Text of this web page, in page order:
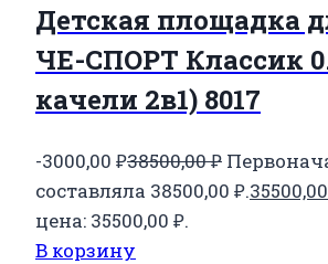
Детская площадка
ЧЕ-СПОРТ Классик
качели 2в1) 8017
-3000,00 ₽38500,00₽
составляла 38500,00 ₽.35500,00
цена: 35500,00 ₽.
В корзину